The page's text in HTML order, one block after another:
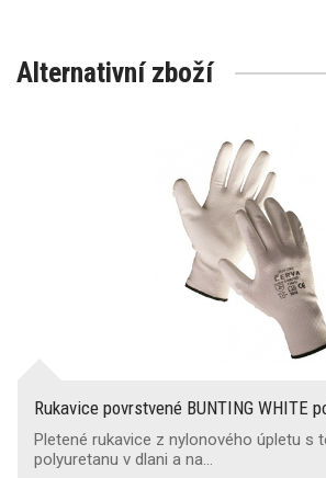
Alternativní zboží
Rukavice povrstvené BUNTING WHITE
Pletené rukavice z nylonového úpletu s
polyuretanu v dlani a na…